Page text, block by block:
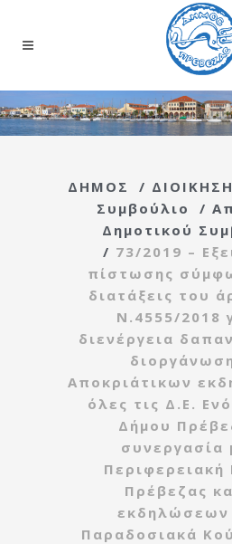
ΔΗΜΟΣ / ΔΙΟΙΚΗΣΗ
Συμβούλιο
/
Δημοτικού
/ 73/2019 –
πίστωσης
διατάξεις του
Ν.4555/2018
διενέργεια
Αποκριάτικων
όλες τις Δ.Ε.
Δήμου
συνεργασία
Περιφερειακή
Πρέβεζας
εκδηλώσεων
Παραδοσιακά